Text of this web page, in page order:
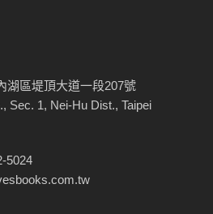
湖區堤頂大道一段207號
Sec. 1, Nei-Hu Dist., Taipei
5024